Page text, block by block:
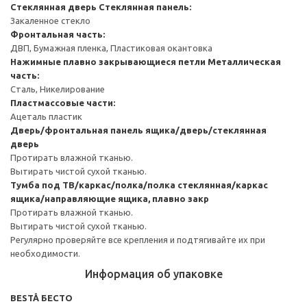
Стеклянная дверь Стеклянная панель:
Закаленное стекло
Фронтальная часть:
ДВП, Бумажная пленка, Пластиковая окантовка
Нажимные плавно закрывающиеся петли Металлическая
часть:
Сталь, Никелирование
Пластмассовые части:
Ацеталь пластик
Дверь/фронтальная панель ящика/дверь/стеклянная
дверь
Протирать влажной тканью.
Вытирать чистой сухой тканью.
Тумба под ТВ/каркас/полка/полка стеклянная/каркас
ящика/направляющие ящика, плавно закр
Протирать влажной тканью.
Вытирать чистой сухой тканью.
Регулярно проверяйте все крепления и подтягивайте их при
необходимости.
Информация об упаковке
BESTÅ БЕСТО